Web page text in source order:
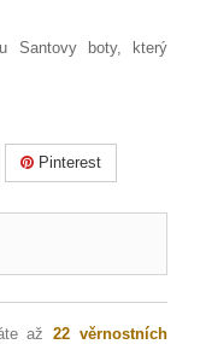
Santovy boty, který
Pinterest
až22 věrnostních